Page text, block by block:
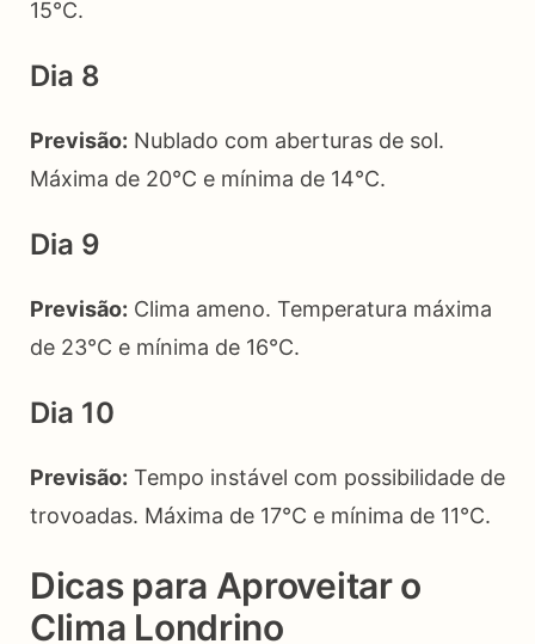
15°C.
Dia 8
Previsão: Nublado com aberturas de sol.
Máxima de 20°C e mínima de 14°C.
Dia 9
Previsão: Clima ameno. Temperatura máxima
de 23°C e mínima de 16°C.
Dia 10
Previsão: Tempo instável com possibilidade de
trovoadas. Máxima de 17°C e mínima de 11°C.
Dicas para Aproveitar o
Clima Londrino